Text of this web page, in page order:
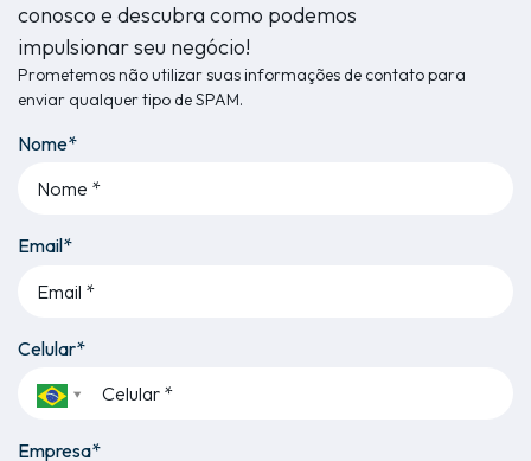
conosco e descubra como podemos
impulsionar seu negócio!
Prometemos não utilizar suas informações de contato para
enviar qualquer tipo de SPAM.
Nome*
Email*
Celular*
Empresa*